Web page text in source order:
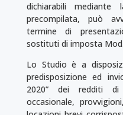
dichiarabili mediante
precompilata, può
termine di
sostituti di imposta
Lo Studio è a
predisposizione ed
2020” dei redditi di
occasionale,